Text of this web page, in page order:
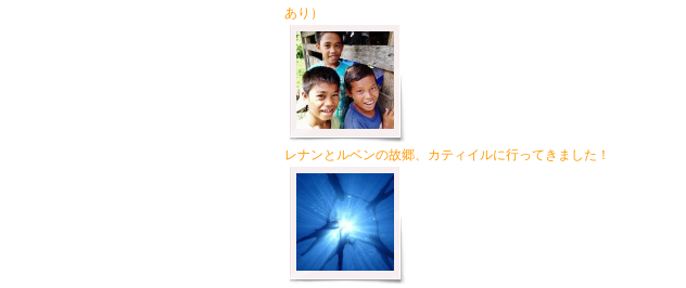
あり）
レナンとルベンの故郷、カティイルに行ってきました！